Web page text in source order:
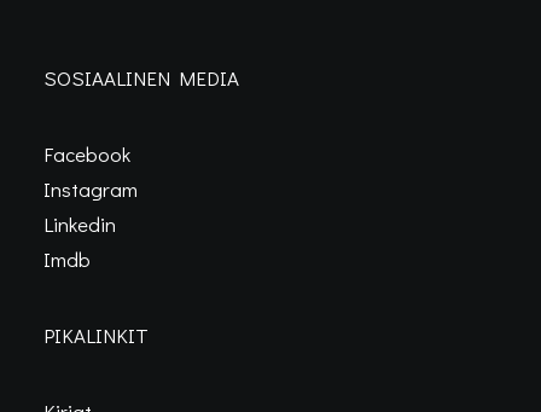
SOSIAALINEN MEDIA
Facebook
Instagram
Linkedin
Imdb
PIKALINKIT